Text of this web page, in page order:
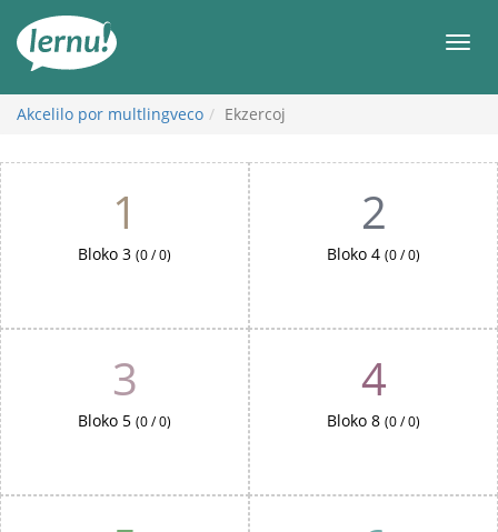
目
Akcelilo por multlingveco Ekzercoj
Ekzercoj
1
Bloko 3 (0 / 0)
2
Bloko 4 (0 / 0)
3
Bloko 5 (0 / 0)
4
Bloko 8 (0 / 0)